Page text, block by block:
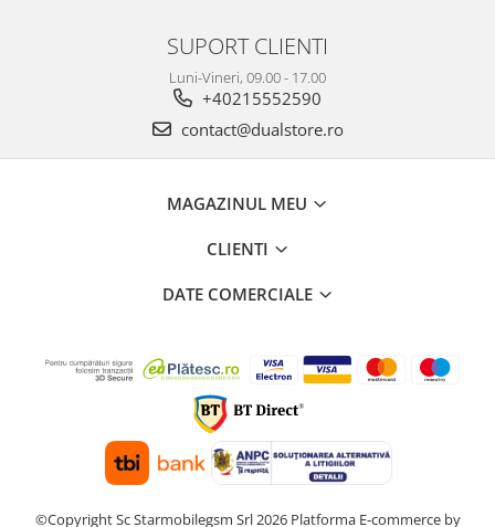
SUPORT CLIENTI
Luni-Vineri, 09.00 - 17.00
+40215552590
contact@dualstore.ro
MAGAZINUL MEU
CLIENTI
DATE COMERCIALE
©Copyright Sc Starmobilegsm Srl 2026 Platforma E-commerce by